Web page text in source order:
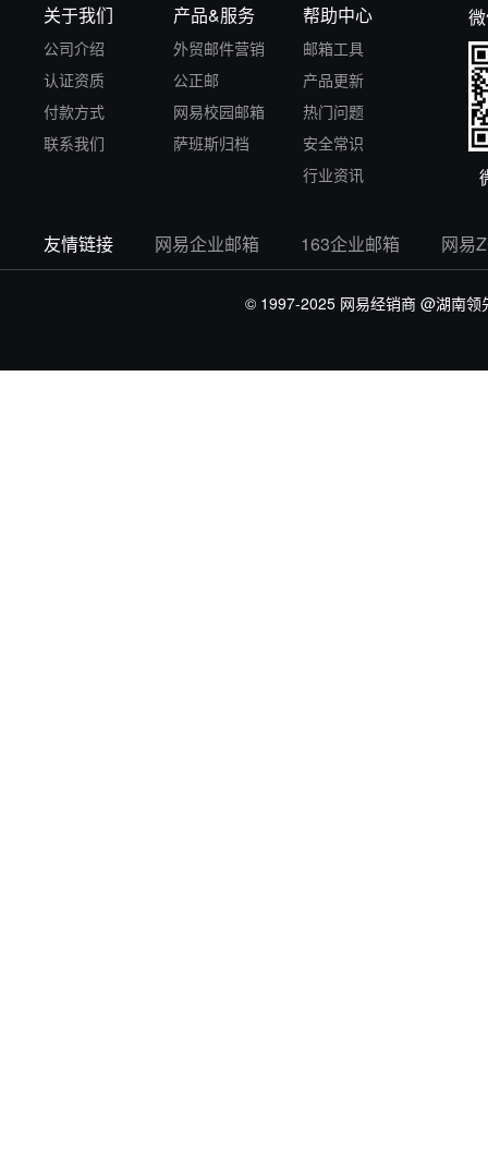
关于我们
公司介绍
认证资质
付款方式
联系我们
产品&服务
外贸邮件营销
公正邮
网易校园邮箱
萨班斯归档
帮助中心
邮箱工具
产品更新
热门问题
安全常识
行业资讯
友情链接 网易企业邮箱 163企业邮箱 网易
© 1997-2025 网易经销商 @湖南领